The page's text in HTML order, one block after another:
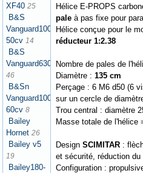
XF40 25
B&S
Vanguard1000
50cv 14
B&S
Vanguard630
46
B&Sn
Vanguard1000
60cv 8
Bailey
Hornet 26
Bailey v5
19
Bailey180-
Hélice E-PROPS
pale à pas fixe pour
Hélice conçue pour le
réducteur 1:2.38
Nombre de pales de
Diamètre :135 cm
Perçage : 6 M6 d50 (6
sur un cercle de
Trou central : diamètre
Masse totale de l'hélice
DesignSCIMITAR :
et sécurité, réduction du
Configuration :